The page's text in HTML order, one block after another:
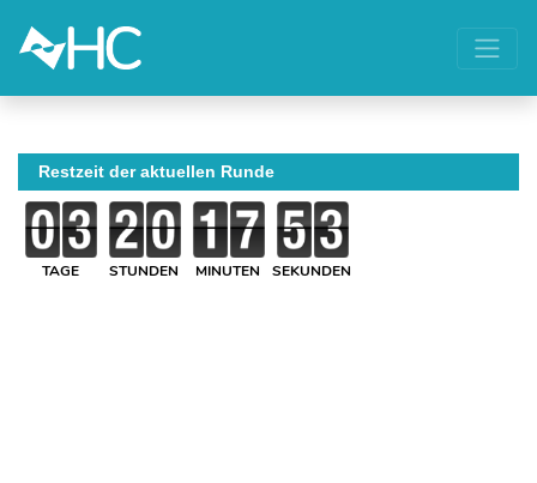
Restzeit der aktuellen Runde
TAGE STUNDEN MINUTEN SEKUNDEN